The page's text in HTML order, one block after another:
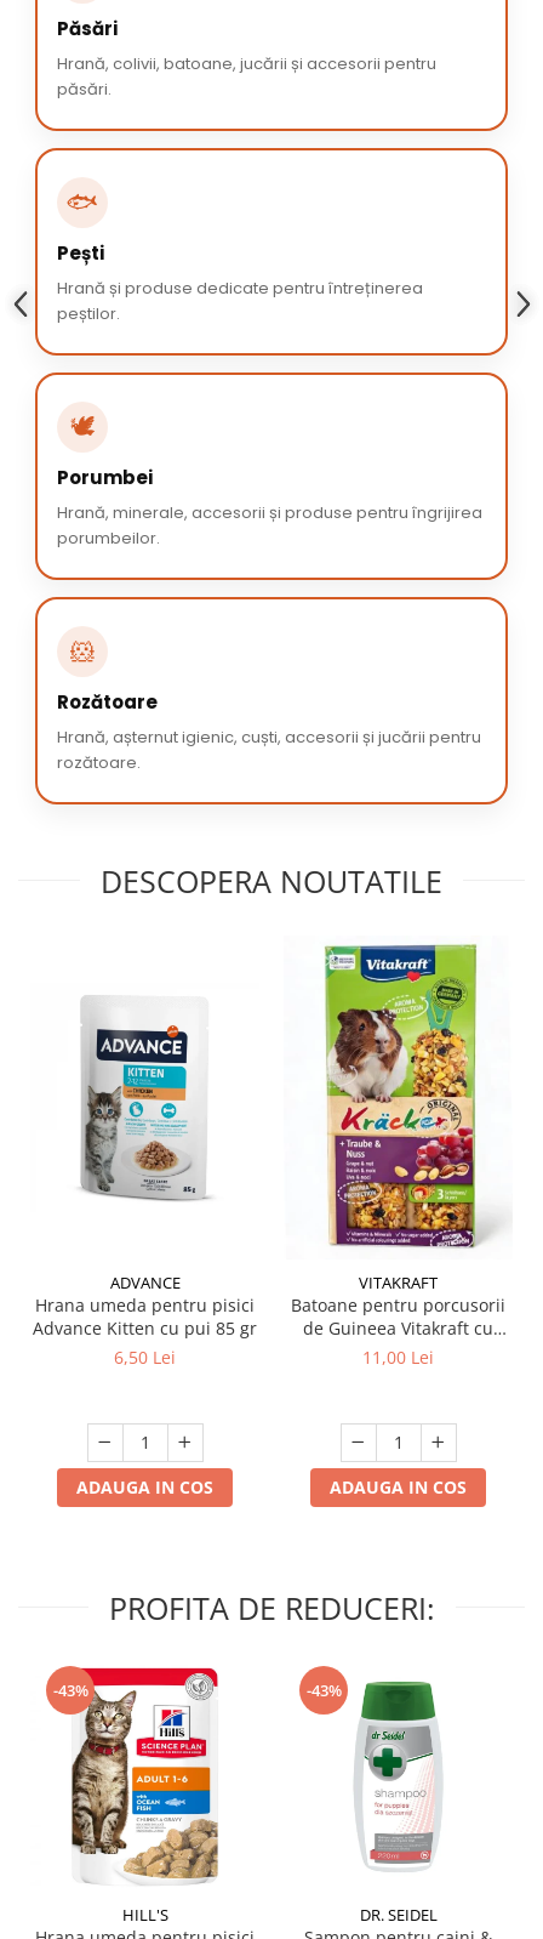
Păsări
Hrană, colivii, batoane, jucării și accesorii pentru
păsări.
🐟
Pești
Hrană și produse dedicate pentru întreținerea
peștilor.
🕊️
Porumbei
Hrană, minerale, accesorii și produse pentru îngrijirea
porumbeilor.
🐹
Rozătoare
Hrană, așternut igienic, cuști, accesorii și jucării pentru
rozătoare.
DESCOPERA NOUTATILE
ADVANCE
Hrana umeda pentru pisici
Advance Kitten cu pui 85 gr
6,50 Lei
ADAUGA IN COS
VITAKRAFT
Batoane pentru porcusorii
de Guineea Vitakraft cu
struguri & nuci 2 buc
11,00 Lei
ADAUGA IN COS
PROFITA DE REDUCERI:
-43%
HILL'S
-43%
DR. SEIDEL